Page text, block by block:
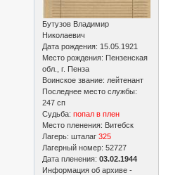
Бутузов Владимир
Николаевич
Дата рождения: 15.05.1921
Место рождения: Пензенская
обл., г. Пенза
Воинское звание: лейтенант
Последнее место службы:
247 сп
Судьба:попал в плен
Место пленения: Витебск
Лагерь: шталаг325
Лагерный номер: 52727
Дата пленения: 03.02.1944
Информация об архиве -